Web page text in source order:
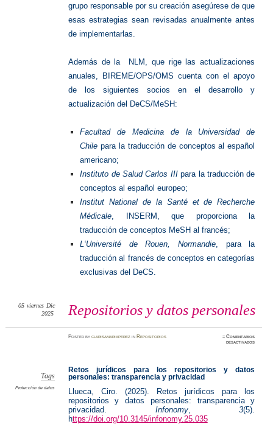
grupo responsable por su creación asegúrese de que
esas estrategias sean revisadas anualmente antes
de implementarlas.
Además de la NLM, que rige las actualizaciones
anuales, BIREME/OPS/OMS cuenta con el apoyo
de los siguientes socios en el desarrollo y
actualización del DeCS/MeSH:
Facultad de Medicina de la Universidad de
Chile para la traducción de conceptos al español
americano;
Instituto de Salud Carlos IIIpara la traducción de
conceptos al español europeo;
Institut National de la Santé et de Recherche
Médicale , INSERM, que proporciona la
traducción de conceptos MeSH al francés;
L‘Université de Rouen, Normandie , para la
traducción al francés de conceptos en categorías
exclusivas del DeCS.
Repositorios y datos personales
05 viernes Dic
2025
Postedbyclarisamariaperez inRepositorios ≈Comentarios
desactivadosen
Tags
Protección de datos
Retos jurídicos para los repositorios y datos
personales: transparencia y privacidad
Llueca, Ciro. (2025). Retos jurídicos para los
repositorios y datos personales: transparencia y
privacidad. Infonomy,3(5).
https://doi.org/10.3145/infonomy.25.035